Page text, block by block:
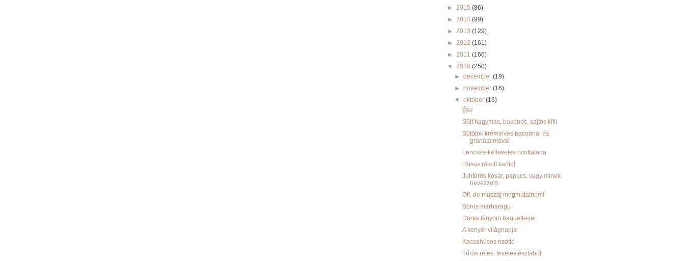
► 2015 (86)
► 2014 (99)
► 2013 (129)
► 2012 (161)
► 2011 (166)
▼ 2010 (250)
►december(19)
►november(16)
▼október(16)
Ősz
Sült hagymás, baconos, sajtos kifli
Sütőtök krémleves baconnal és
gránátalmával
Lencsés-kelleveles ricottatorta
Húsos rakott karfiol
Juhtúrós kosár, papucs, vagy minek
nevezzem
Off, de muszáj megmutatnom!
Sörös marharagu
Dorka lányom baguette-jei
A kenyér világnapja
Kacsahúsos rizottó
Túrós rétes, levelestésztából